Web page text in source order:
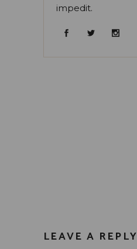
impedit.
LEAVE A REPLY